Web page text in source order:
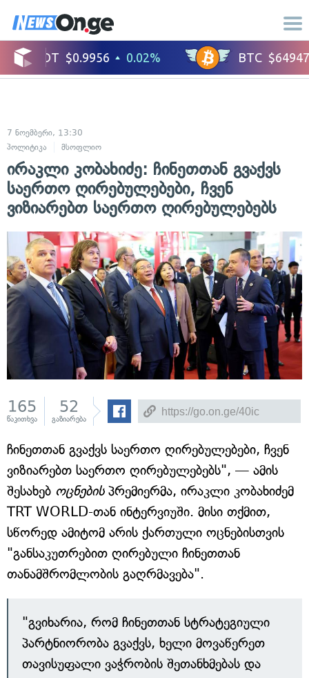
7 ნოემბერი, 13:30
პოლიტიკა
მსოფლიო
ირაკლი კობახიძე: ჩინეთთან გვაქვს
საერთო ღირებულებები, ჩვენ
ვიზიარებთ საერთო ღირებულებებს
165
წაკითხვა
52
გაზიარება
ჩინეთთან გვაქვს საერთო ღირებულებები, ჩვენ
ვიზიარებთ საერთო ღირებულებებს", — ამის
შესახებ ოცნებისპრემიერმა, ირაკლი კობახიძემ
TRT WORLD-თან ინტერვიუში. მისი თქმით,
სწორედ ამიტომ არის ქართული ოცნებისთვის
"განსაკუთრებით ღირებული ჩინეთთან
თანამშრომლობის გაღრმავება".
"გვიხარია, რომ ჩინეთთან სტრატეგიული
პარტნიორობა გვაქვს, ხელი მოვაწერეთ
თავისუფალი ვაჭრობის შეთანხმებას და